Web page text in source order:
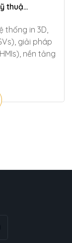
thuậ...
thống in 3D,
giải pháp
nền tảng